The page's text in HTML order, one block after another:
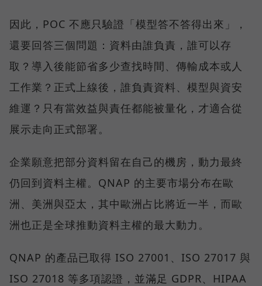
因此，POC 不應只驗證「模型答不答得出來」，
還要回答三個問題：資料由誰負責，誰可以存
取？導入後能節省多少查找時間、傳輸成本或人
工作業？正式上線後，誰負責資料、模型與資安
維運？只有當效益與責任都能被量化，才適合從
展示走向正式部署。
企業願意把部分資料留在自己的機房，動力最終
仍回到資料主權。QNAP 的主要市場分布在歐
洲、美洲與亞太，其中歐洲占比將近一半，而歐
洲也正是全球推動資料主權的最大動力。
QNAP 的產品已取得 ISO 27001、ISO 27017 與
ISO 27018 等多項認證，並滿足 GDPR、HIPAA